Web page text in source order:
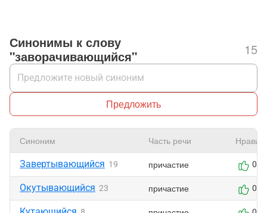
Синонимы к слову
"заворачивающийся"
15
Предложить
Синоним Часть речи
Завертывающийся 19 причастие 0
Окутывающийся 23 причастие 0